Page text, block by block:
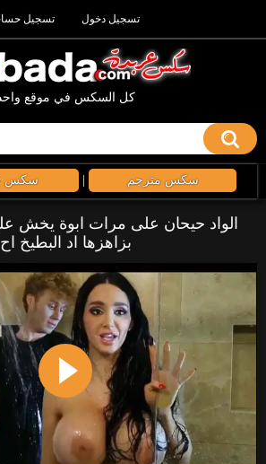
تسجيل تسجيل دخول
كل السكس في موقع
سكس سكس مترجم
الواد حيحان على مرات ابوة يخش
بزاهزها اد البطيخ اح